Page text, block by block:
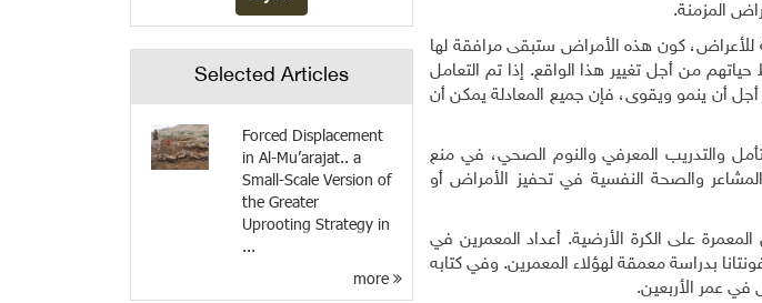
المزمنة.
للأعراض، كون هذه الأمراض ستبقى مرافقة لها
من أجل تغيير هذا الواقع. إذا تم التعامل
أن ينمو ويقوى، فإن جميع المعادلة يمكن أن
والتدريب المعرفي والنوم الصحي، في منع
والصحة النفسية في تحفيز الأمراض أو
على الكرة الأرضية. أعداد المعمرين في
بدراسة معمقة لهؤلاء المعمرين. وفي كتابه
Selected Articles
Forced Displacement
in Al-Mu’arajat.. a
Small-Scale Version of
the Greater
Uprooting Strategy in
...